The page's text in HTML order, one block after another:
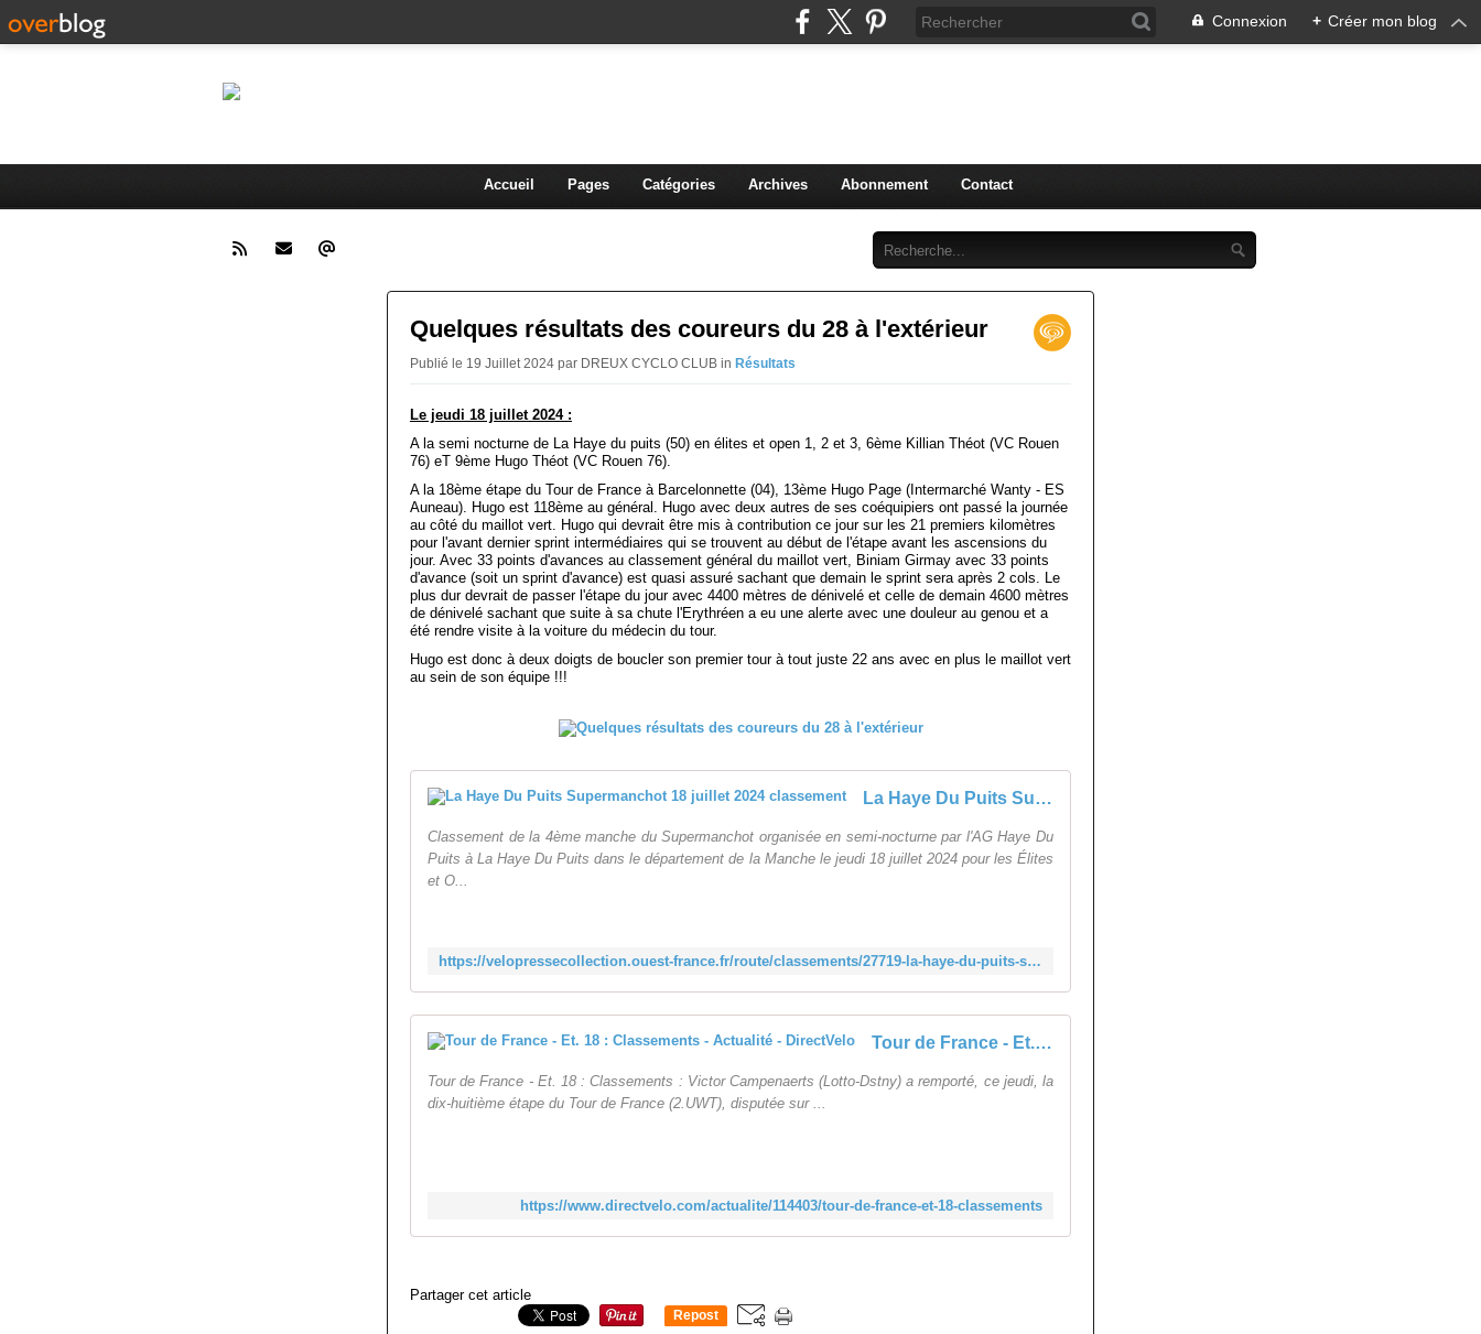
Connexion + Créer mon blog
Accueil Pages Catégories Archives Abonnement Contact
Quelques résultats des coureurs du 28 à l'extérieur
Publié le 19 Juillet 2024 par DREUX CYCLO CLUB in Résultats
Le jeudi 18 juillet 2024 :
A la semi nocturne de La Haye du puits (50) en élites et open 1, 2 et 3, 6ème Killian Théot (VC Rouen
76) eT 9ème Hugo Théot (VC Rouen 76).
A la 18ème étape du Tour de France à Barcelonnette (04), 13ème Hugo Page (Intermarché Wanty - ES
Auneau). Hugo est 118ème au général. Hugo avec deux autres de ses coéquipiers ont passé la journée
au côté du maillot vert. Hugo qui devrait être mis à contribution ce jour sur les 21 premiers kilomètres
pour l'avant dernier sprint intermédiaires qui se trouvent au début de l'étape avant les ascensions du
jour. Avec 33 points d'avances au classement général du maillot vert, Biniam Girmay avec 33 points
d'avance (soit un sprint d'avance) est quasi assuré sachant que demain le sprint sera après 2 cols. Le
plus dur devrait de passer l'étape du jour avec 4400 mètres de dénivelé et celle de demain 4600 mètres
de dénivelé sachant que suite à sa chute l'Erythréen a eu une alerte avec une douleur au genou et a
été rendre visite à la voiture du médecin du tour.
Hugo est donc à deux doigts de boucler son premier tour à tout juste 22 ans avec en plus le maillot vert
au sein de son équipe !!!
La Haye Du Puits Supermanchot 18 juillet 2024 classement
Classement de la 4ème manche du Supermanchot organisée en semi-nocturne par l'AG Haye Du
Puits à La Haye Du Puits dans le département de la Manche le jeudi 18 juillet 2024 pour les Élites
et O...
https://velopressecollection.ouest-france.fr/route/classements/27719-la-haye-du-puits-supermanchot-18-juillet-2024-classement.html
Tour de France - Et. 18 : Classements - Actualité - DirectVelo
Tour de France - Et. 18 : Classements : Victor Campenaerts (Lotto-Dstny) a remporté, ce jeudi, la
dix-huitième étape du Tour de France (2.UWT), disputée sur ...
https://www.directvelo.com/actualite/114403/tour-de-france-et-18-classements
Partager cet article
Repost